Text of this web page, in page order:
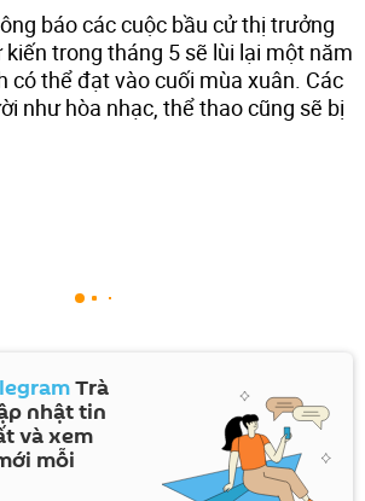
báo các cuộc bầu cử thị trưởng
trong tháng 5 sẽ lùi lại một năm
có thể đạt vào cuối mùa xuân. Các
như hòa nhạc, thể thao cũng sẽ bị
Trà
nhật tin
và xem
mỗi